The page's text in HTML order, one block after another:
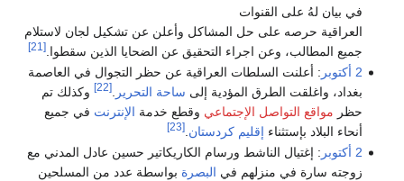
في بيان لهُ على القنوات
العراقية حرصه على حل المشاكل وأعلن عن تشكيل لجان لاستلام
جميع المطالب، وعن اجراء التحقيق عن الضحايا الذين سقطوا.[21]
2 أكتوبر
: أعلنت السلطات العراقية عن حظر التجوال في العاصمة
بغداد، واغلقت الطرق المؤدية إلى ساحة التحرير .
[22]
وكذلك تم
حظر مواقع التواصل الإجتماعي وقطع خدمة الإنترنت في جميع
أنحاء البلاد بإستثناء إقليم كردستان .
[23]
2 أكتوبر
: إغتيال الناشط ورسام الكاريكاتير حسين عادل المدني مع
زوجته سارة في منزلهم في البصرة بواسطة عدد من المسلحين